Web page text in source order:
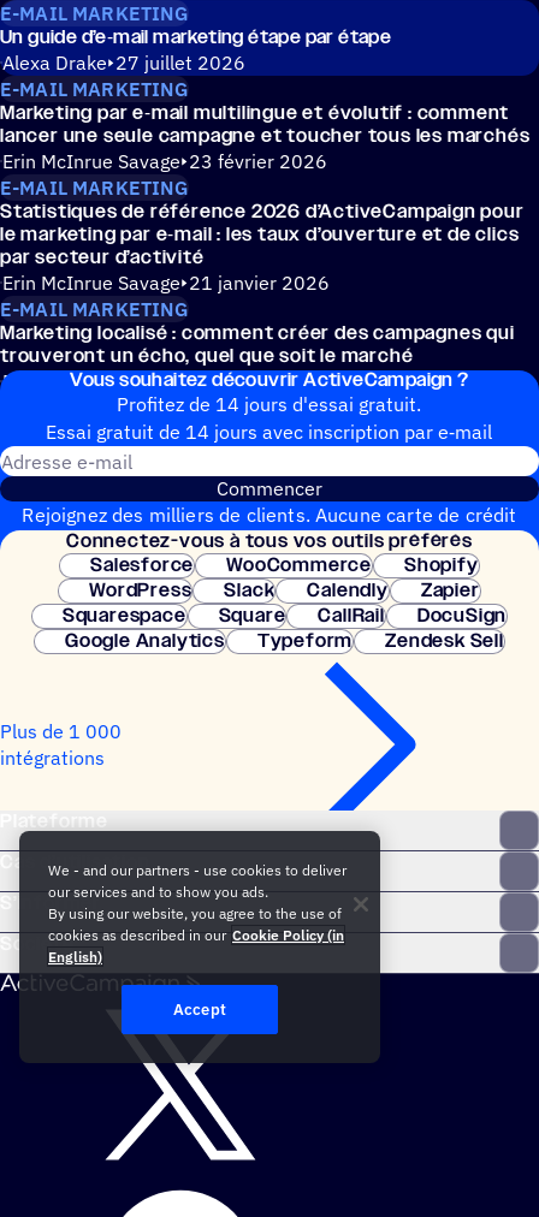
E-MAIL MARKETING
Un guide d’e‑mail marke­ting étape par étape
Alexa Drake 27 juillet 2026
E-MAIL MARKETING
Marke­ting par e‑mail multi­lingue et évolu­tif : comment
lancer une seule campagne et toucher tous les marchés
Erin McInrue Savage 23 février 2026
E-MAIL MARKETING
Statis­tiques de réfé­rence 2026 d’ActiveCampaign pour
le marke­ting par e‑mail : les taux d’ouverture et de clics
par secteur d’activité
Erin McInrue Savage 21 janvier 2026
E-MAIL MARKETING
Marke­ting loca­lisé : comment créer des campagnes qui
trou­ve­ront un écho, quel que soit le marché
Erin McInrue Savage 13 novembre 2025
Vous souhai­tez découvrir ActiveCampaign ?
Profitez de 14 jours d'essai gratuit.
Essai gratuit de 14 jours avec inscrip­tion par e‑mail
Commencer
Rejoignez des milliers de clients. Aucune carte de crédit
nécessaire. Configuration instantanée.
Connec­tez-vous à tous vos outils préférés
Salesforce
WooCommerce
Shopify
WordPress
Slack Calendly
Zapier
Squarespace
Square CallRail
DocuSign
Google Analytics
Typeform Zendesk Sell
Plus de 1 000
intégrations
Plateforme
Cas d’utilisation
S’informer
Société
We - and our partners - use cookies to deliver
our services and to show you ads.
By using our website, you agree to the use of
cookies as described in our Cookie Policy (in
English)
Accept